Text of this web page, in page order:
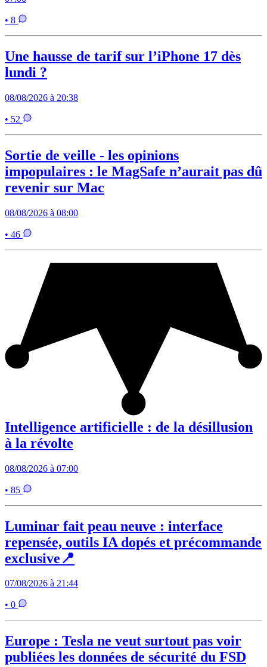
• 8
Une hausse de tarif sur l’iPhone 17 dès
lundi ?
08/08/2026 à 20:38
• 52
Sortie de veille - les opinions
impopulaires : le MagSafe n’aurait pas dû
revenir sur Mac
08/08/2026 à 08:00
• 46
Intelligence artificielle : de la désillusion
à la révolte
08/08/2026 à 07:00
• 85
Luminar fait peau neuve : interface
repensée, outils IA dopés et précommande
exclusive📍
07/08/2026 à 21:44
• 0
Europe : Tesla ne veut surtout pas voir
publiées les données de sécurité du FSD